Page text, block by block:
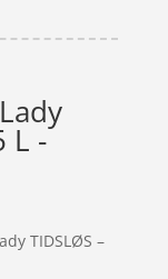
L -
TIDSLØS –